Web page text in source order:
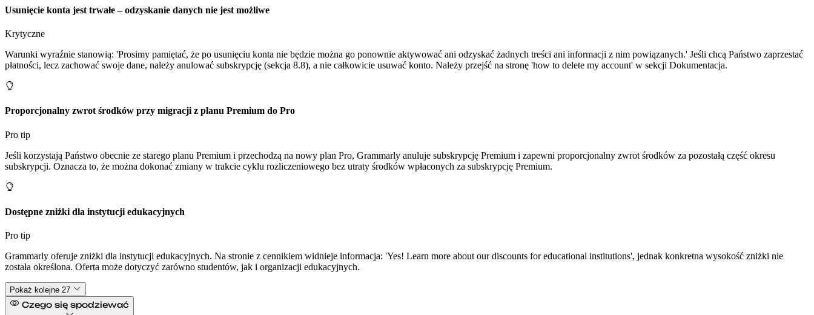
Usunięcie konta jest trwałe – odzyskanie danych nie jest możliwe
Krytyczne
Warunki wyraźnie stanowią: 'Prosimy pamiętać, że po usunięciu konta nie będzie można go ponownie aktywować ani odzyskać żadnych treści ani informacji z nim powiązanych.' Jeśli chcą Państwo zaprzestać
płatności, lecz zachować swoje dane, należy anulować subskrypcję (sekcja 8.8), a nie całkowicie usuwać konto. Należy przejść na stronę 'how to delete my account' w sekcji Dokumentacja.
Proporcjonalny zwrot środków przy migracji z planu Premium do Pro
Pro tip
Jeśli korzystają Państwo obecnie ze starego planu Premium i przechodzą na nowy plan Pro, Grammarly anuluje subskrypcję Premium i zapewni proporcjonalny zwrot środków za pozostałą część okresu
subskrypcji. Oznacza to, że można dokonać zmiany w trakcie cyklu rozliczeniowego bez utraty środków wpłaconych za subskrypcję Premium.
Dostępne zniżki dla instytucji edukacyjnych
Pro tip
Grammarly oferuje zniżki dla instytucji edukacyjnych. Na stronie z cennikiem widnieje informacja: 'Yes! Learn more about our discounts for educational institutions', jednak konkretna wysokość zniżki nie
została określona. Oferta może dotyczyć zarówno studentów, jak i organizacji edukacyjnych.
Pokaż kolejne 27
Czego się spodziewać